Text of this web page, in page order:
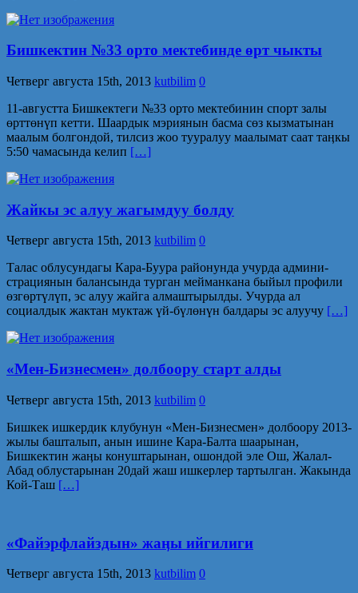
Бишкектин №33 орто мектебинде өрт чыкты
Четверг августа 15th, 2013 kutbilim 0
11-августта Бишкектеги №33 орто мектебинин спорт залы
өрттөнүп кетти. Шаардык мэриянын басма сөз кызматынан
маалым болгон­дой, тилсиз жоо тууралуу маалымат саат таӊкы
5:50 чамасында келип […]
Жайкы эс алуу жагымдуу болду
Четверг августа 15th, 2013 kutbilim 0
Талас облусундагы Кара-Буура районунда учурда админи­
страциянын балансында турган мейманкана быйыл профили
өзгөртүлүп, эс алуу жайга алмаштырылды. Учурда ал
социалдык жактан муктаж үй-бүлөнүн балдары эс алуучу […]
«Мен-Бизнесмен» долбоору старт алды
Четверг августа 15th, 2013 kutbilim 0
Бишкек ишкердик клубунун «Мен-Бизнесмен» долбоору 2013-
жылы башталып, анын ишине Кара-Балта шаарынан,
Бишкектин жаӊы конуштарынан, ошондой эле Ош, Жалал-
Абад облустарынан 20дай жаш ишкерлер тартылган. Жакында
Кой-Таш […]
«Файэрфлайздын» жаӊы ийгилиги
Четверг августа 15th, 2013 kutbilim 0